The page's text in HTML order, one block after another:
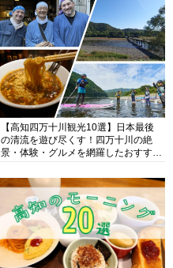
【高知四万十川観光10選】日本最後
の清流を遊び尽くす！四万十川の絶
景・体験・グルメを網羅したおすすめ